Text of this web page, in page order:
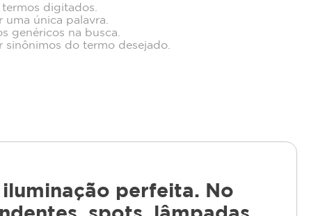
digitados.
uma única palavra.
genéricos na busca.
sinônimos do termo desejado.
perfeita. No